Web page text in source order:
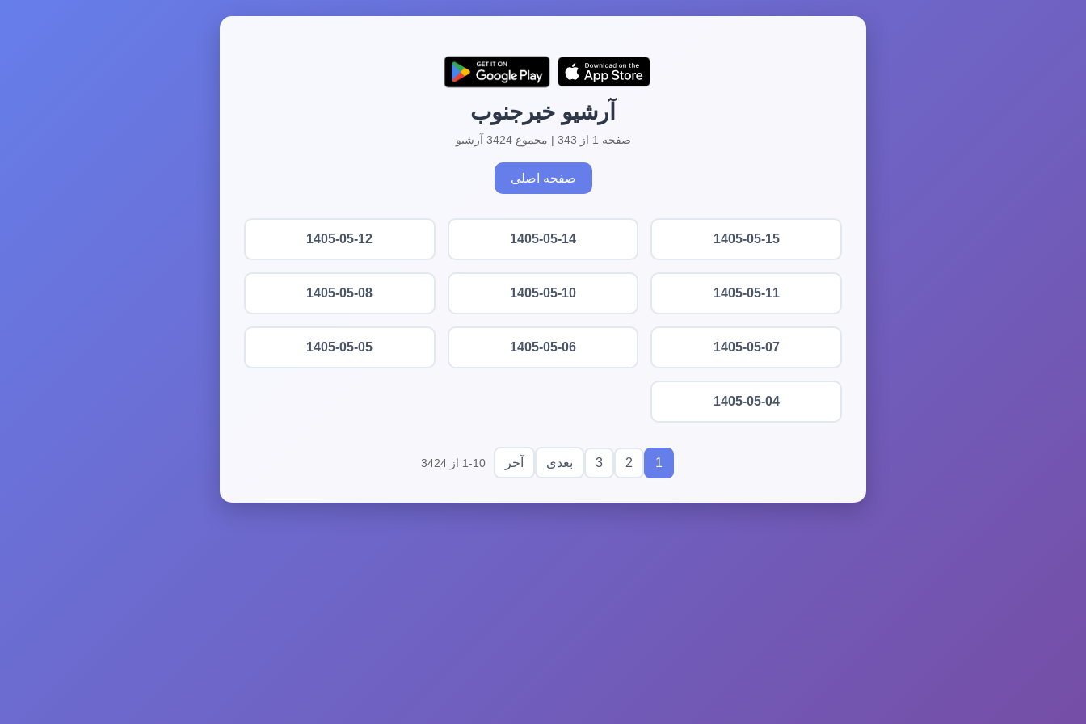
آرشیو خبرجنوب
صفحه 1 از 343 | مجموع 3424 آرشیو
صفحه اصلی
1405-05-15
1405-05-14
1405-05-12
1405-05-11
1405-05-10
1405-05-08
1405-05-07
1405-05-06
1405-05-05
1405-05-04
1
2
3 بعدی آخر 1-10 از 3424